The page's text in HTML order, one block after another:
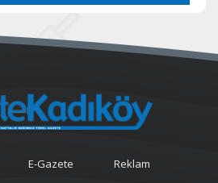
E-Gazete Reklam